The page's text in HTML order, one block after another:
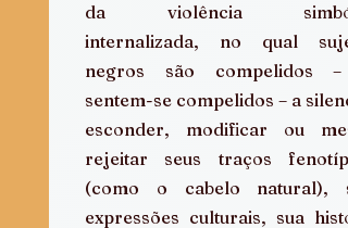
da violência
internalizada, no qual
negros são compelidos –
sentem-se compelidos – a
esconder, modificar ou
rejeitar seus traços
(como o cabelo natural),
expressões culturais, sua